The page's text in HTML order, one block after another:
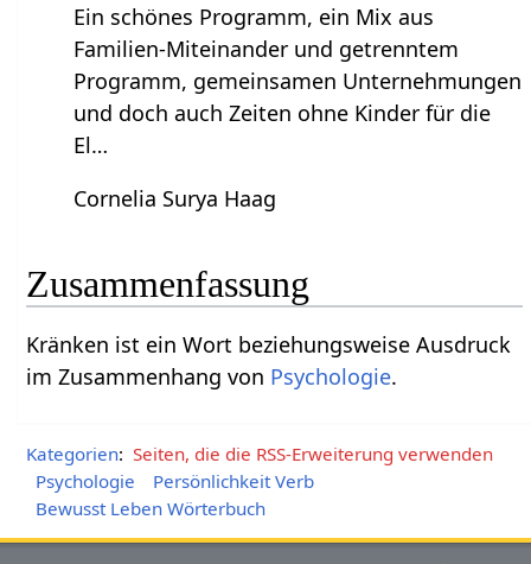
Ein schönes Programm, ein Mix aus
Familien-Miteinander und getrenntem
Programm, gemeinsamen Unternehmungen
und doch auch Zeiten ohne Kinder für die
El…
Cornelia Surya Haag
Zusammenfassung
Kränken‏‎ ist ein Wort beziehungsweise Ausdruck
im Zusammenhang von Psychologie.
Kategorien: Seiten, die die RSS-Erweiterung verwenden
Psychologie
Persönlichkeit Verb
Bewusst Leben Wörterbuch